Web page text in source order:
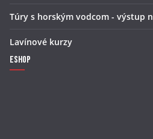
Túry s horským vodcom - výstup
Lavínové kurzy
Eshop